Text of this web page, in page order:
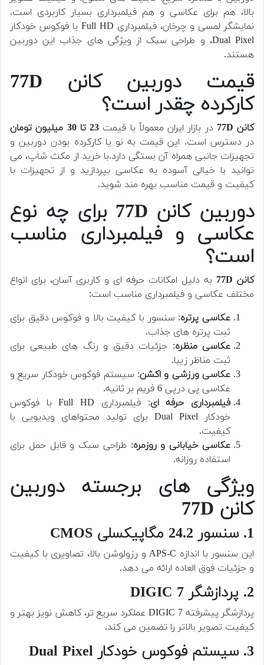
بالا، هم برای عکاسی و هم فیلمبرداری بسیار کاربردی است.
نمایشگر لمسی و چرخان، فیلمبرداری Full HD با فوکوس خودکار
Dual Pixel، و طراحی سبک از ویژگی های جذاب این دوربین
هستند.
قیمت دوربین کانن 77D
کارکرده چقدر است؟
کانن 77D در بازار ایران معمولاً با قیمت 23 تا 30 میلیون تومان
در دسترس است. این قیمت به نو یا کارکرده بودن دوربین و
تجهیزات جانبی همراه آن بستگی دارد.با خرید از مکث شاپ، می
توانید با خیالی آسوده به عکاسی بپردازید و از تجهیزات با
کیفیت و قیمت مناسب بهره مند شوید.
دوربین کانن 77D برای چه نوع
عکاسی و فیلمبرداری مناسب
است؟
کانن 77D
به دلیل امکانات حرفه ای و کاربری آسان، برای انواع
مختلف عکاسی و فیلمبرداری مناسب است:
عکاسی پرتره: سنسور با کیفیت بالا و فوکوس دقیق برای
ثبت پرتره های جذاب.
عکاسی منظره: جزئیات دقیق و رنگ های طبیعی برای
ثبت مناظر زیبا.
عکاسی ورزشی و اکشن: سیستم فوکوس خودکار سریع و
عکاسی پی درپی 6 فریم بر ثانیه.
فیلمبرداری حرفه ای
: فیلمبرداری Full HD با فوکوس
خودکار Dual Pixel برای تولید محتواهای ویدیویی با
کیفیت.
عکاسی خیابانی و روزمره: طراحی سبک و قابل حمل برای
استفاده روزانه.
ویژگی های برجسته دوربین
کانن 77D
1. سنسور 24.2 مگاپیکسلی CMOS
این سنسور با اندازه APS-C و رزولوشن بالا، تصاویری با کیفیت
و جزئیات فوق العاده ارائه می دهد.
2. پردازشگر DIGIC 7
پردازشگر پیشرفته DIGIC 7 عملکرد سریع تر، کاهش نویز بهتر و
کیفیت تصویر بالاتر را تضمین می کند.
3. سیستم فوکوس خودکار Dual Pixel